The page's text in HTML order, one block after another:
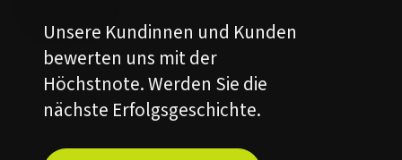
Unsere Kundinnen und Kunden
bewerten uns mit der
Höchstnote. Werden Sie die
nächste Erfolgsgeschichte.